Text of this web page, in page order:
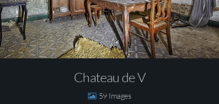
Chateau de V
59